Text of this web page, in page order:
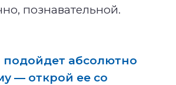
познавательной.
подойдет абсолютно
— открой ее со